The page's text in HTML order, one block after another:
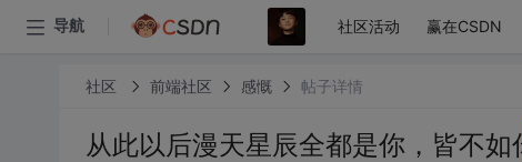
导航 社区活动 赢在CSDN
社区 前端社区 感慨 帖子详情
从此以后漫天星辰全都是你，皆不如